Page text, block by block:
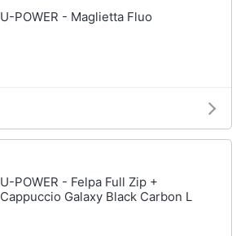
U-POWER - Maglietta Fluo
U-POWER - Felpa Full Zip +
Cappuccio Galaxy Black Carbon L